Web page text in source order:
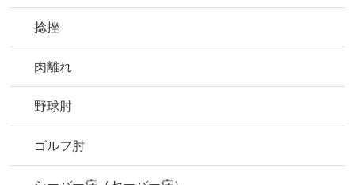
捻挫
肉離れ
野球肘
ゴルフ肘